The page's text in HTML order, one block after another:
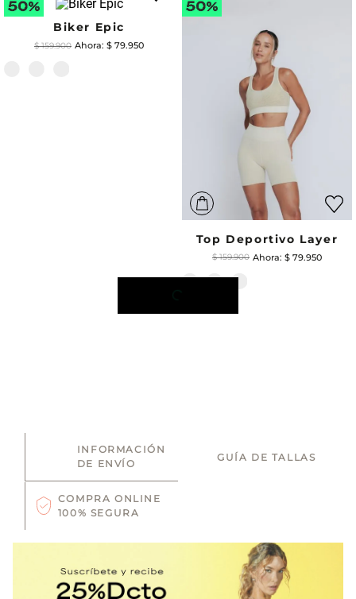
Biker Epic
$ 159.900 $ 79.950
Top Deportivo Layer
$ 159.900 $ 79.950
INFORMACIÓN
DE ENVÍO
GUÍA DE TALLAS
COMPRA ONLINE
100% SEGURA